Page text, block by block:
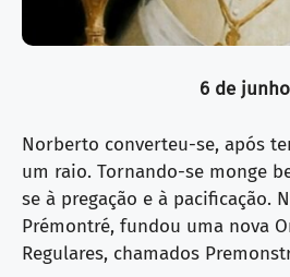
6 de junho
Norberto converteu-se, após
um raio. Tornando-se monge
se à pregação e à pacificação.
Prémontré, fundou uma nova
Regulares, chamados